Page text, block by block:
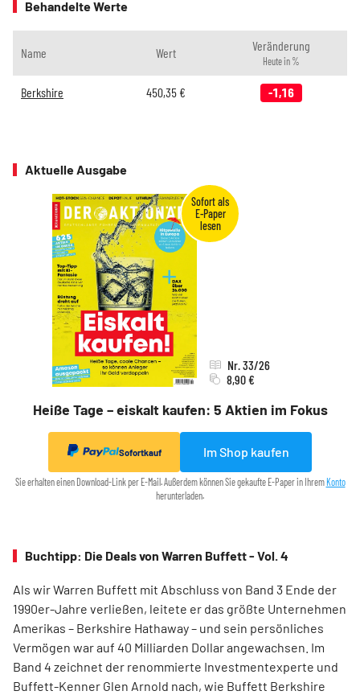
Behandelte Werte
Name Wert Veränderung
Heute in %
Berkshire 450,35 € -1,16
Aktuelle Ausgabe
Heiße Tage – eiskalt kaufen: 5 Aktien im Fokus
Nr. 33/26
8,90 €
Sofortkauf Im Shop kaufen
Sie erhalten einen Download-Link per E-Mail. Außerdem können Sie gekaufte E-Paper in Ihrem Konto
herunterladen.
Buchtipp: Die Deals von Warren Buffett - Vol. 4
Als wir Warren Buffett mit Abschluss von Band 3 Ende der
1990er-Jahre verließen, leitete er das größte Unternehmen
Amerikas – Berkshire Hathaway – und sein persönliches
Vermögen war auf 40 Milliarden Dollar angewachsen. Im
Band 4 zeichnet der renommierte Investmentexperte und
Buffett-Kenner Glen Arnold nach, wie Buffett Berkshire